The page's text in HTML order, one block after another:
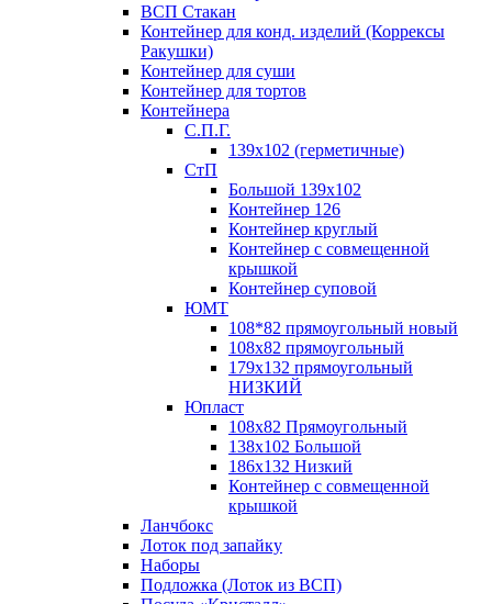
ВСП Стакан
Контейнер для конд. изделий (Коррексы
Ракушки)
Контейнер для суши
Контейнер для тортов
Контейнера
С.П.Г.
139х102 (герметичные)
СтП
Большой 139х102
Контейнер 126
Контейнер круглый
Контейнер с совмещенной
крышкой
Контейнер суповой
ЮМТ
108*82 прямоугольный новый
108х82 прямоугольный
179х132 прямоугольный
НИЗКИЙ
Юпласт
108х82 Прямоугольный
138х102 Большой
186х132 Низкий
Контейнер с совмещенной
крышкой
Ланчбокс
Лоток под запайку
Наборы
Подложка (Лоток из ВСП)